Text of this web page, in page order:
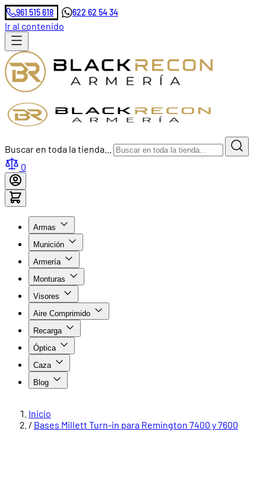
961 515 618 622 62 54 34
Ir al contenido
Buscar en toda la tienda...
0
Armas
Munición
Armería
Monturas
Visores
Aire Comprimido
Recarga
Óptica
Caza
Blog
Inicio
/ Bases Millett Turn-in para Remington 7400 y 7600